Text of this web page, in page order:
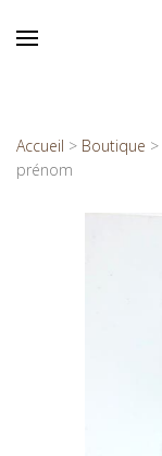
Accueil > Boutique >
prénom